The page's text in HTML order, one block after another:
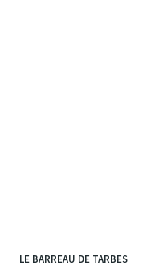
LE BARREAU DE TARBES